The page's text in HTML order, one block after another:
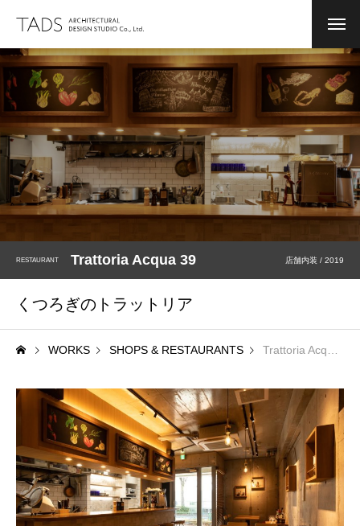
NEWS お知らせ
COMPANY 会社案内
MESSAGE
PROFILE
BIOGRAPHY
CONVERSION
WORK FLOW 設計及び監理の流れ
RECRUIT 採用情報
CONTACT お問い合わせ
COMPANY WORKS CONVERSION RECRUIT
RESTAURANT Trattoria Acqua 39 店舗内装 / 2019
くつろぎのトラットリア
WORKS SHOPS & RESTAURANTS Trattoria Acqua 39